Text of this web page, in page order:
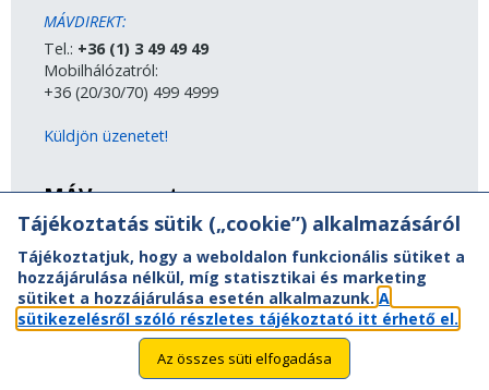
MÁVDIREKT:
Tel.: +36 (1) 3 49 49 49
Mobilhálózatról:
+36 (20/30/70) 499 4999
Küldjön üzenetet!
MÁV-csoport
A MÁV-csoport tagjai
Jogi útmutatás
Adatvédelem
Kapcsolat
Vasút a nagyvilágban
Akadálymentesítési nyilatkozat
Tájékoztatás sütik („cookie”) alkalmazásáról
Tájékoztatjuk, hogy a weboldalon funkcionális sütiket a
hozzájárulása nélkül, míg statisztikai és marketing
sütiket a hozzájárulása esetén alkalmazunk. A
sütikezelésről szóló részletes tájékoztató itt érhető el.
Az összes süti elfogadása